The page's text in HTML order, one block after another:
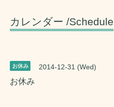
カレンダー /Schedule
お休み 2014-12-31 (Wed)
お休み